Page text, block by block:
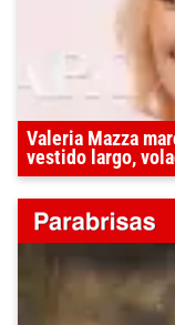
Valeria Mazza
vestido largo,